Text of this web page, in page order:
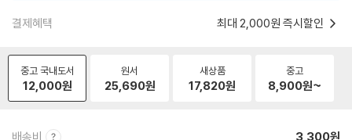
결제혜택 최대 2,000원 즉시할인
중고 국내도서
12,000원
원서
25,690원
새상품
17,820원
중고
8,900원~
배송비 3,300원